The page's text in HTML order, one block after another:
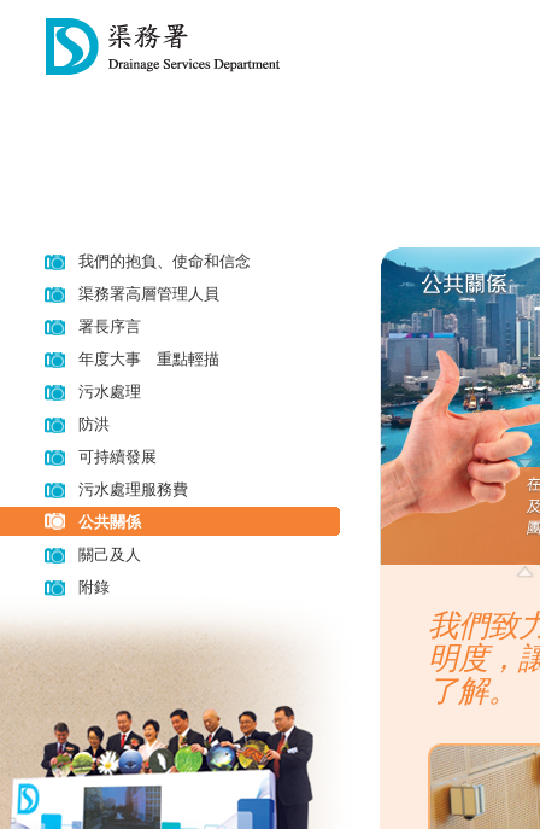
我們的抱負、使命和信念
渠務署高層管理人員
署長序言
年度大事 重點輕描
污水處理
防洪
可持續發展
污水處理服務費
公共關係
關己及人
附錄
我們致
明度，
了解。